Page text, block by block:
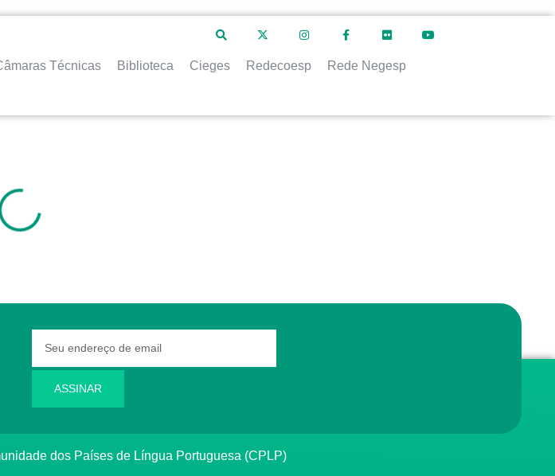
Técnicas Biblioteca Cieges Redecoesp Rede Negesp
ASSINAR
dos Países de Língua Portuguesa (CPLP)